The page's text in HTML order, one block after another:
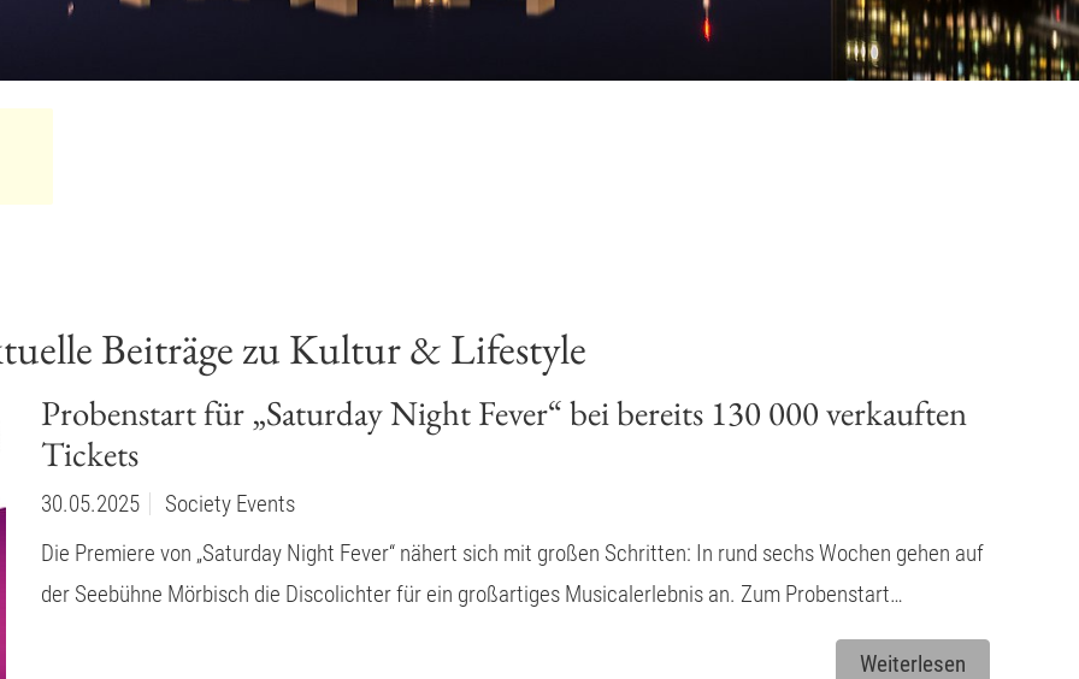
Beiträge zu Kultur & Lifestyle
Probenstart für „Saturday Night Fever“ bei bereits 130 000 verkauften
Tickets
30.05.2025
Society Events
Die Premiere von „Saturday Night Fever“ nähert sich mit großen Schritten: In rund sechs Wochen gehen auf
der Seebühne Mörbisch die Discolichter für ein großartiges Musicalerlebnis an. Zum Probenstart…
Weiterlesen